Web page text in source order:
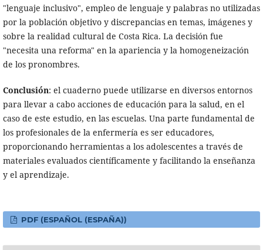
"lenguaje inclusivo", empleo de lenguaje y palabras no utilizadas
por la población objetivo y discrepancias en temas, imágenes y
sobre la realidad cultural de Costa Rica. La decisión fue
"necesita una reforma" en la apariencia y la homogeneización
de los pronombres.
Conclusión: el cuaderno puede utilizarse en diversos entornos
para llevar a cabo acciones de educación para la salud, en el
caso de este estudio, en las escuelas. Una parte fundamental de
los profesionales de la enfermería es ser educadores,
proporcionando herramientas a los adolescentes a través de
materiales evaluados científicamente y facilitando la enseñanza
y el aprendizaje.
PDF (ESPAÑOL (ESPAÑA))